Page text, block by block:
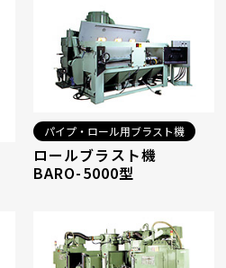
パイプ・ロール用ブラスト機
ロールブラスト機
BARO-5000型